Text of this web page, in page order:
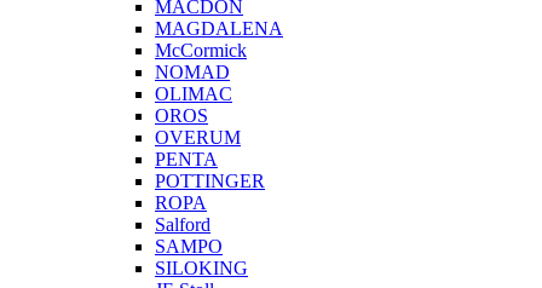
MACDON
MAGDALENA
McCormick
NOMAD
OLIMAC
OROS
OVERUM
PENTA
POTTINGER
ROPA
Salford
SAMPO
SILOKING